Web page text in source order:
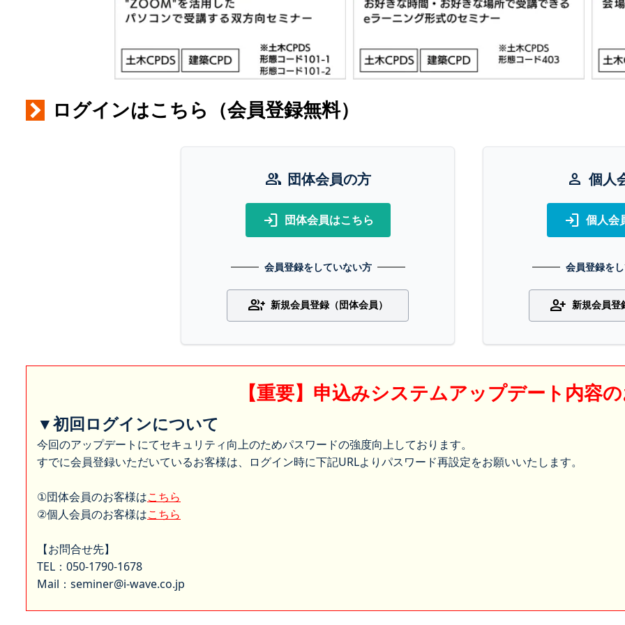
ログインはこちら（会員登録無料）
group 団体会員の方
login 団体会員はこちら
会員登録をしていない方
group_add 新規会員登録（団体会員）
person 個人
login 個人会
会員登録を
person_add 新規会員登
【重要】申込みシステムアップデート内容
▼初回ログインについて
今回のアップデートにてセキュリティ向上のためパスワードの強度向上しております。
すでに会員登録いただいているお客様は、ログイン時に下記URLよりパスワード再設定をお願いいたします。
①団体会員のお客様はこちら
②個人会員のお客様はこちら
【お問合せ先】
TEL：050-1790-1678
Mail：seminer@i-wave.co.jp